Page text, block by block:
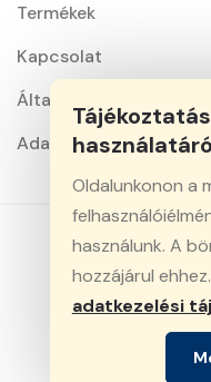
Termékek
Kapcsolat
Általános szerződési
Adatkezelési
© 2026 Minden
Az oldalon
Oldalunkonon a
használunk. A
hozzájárul
adatkezelési